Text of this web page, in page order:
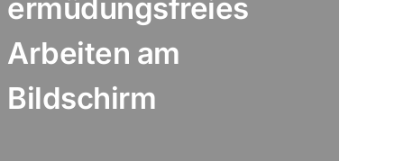
ermüdungsfreies
Arbeiten am
Bildschirm